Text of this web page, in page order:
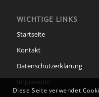
WICHTIGE LINKS
Startseite
Kontakt
Datenschutzerklärung
Impressum
Diese Seite verwendet